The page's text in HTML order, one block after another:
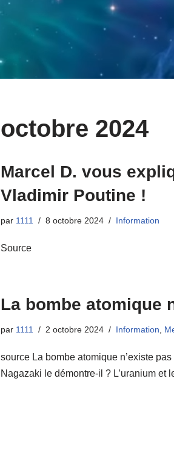
octobre 2024
Marcel D. vous
Vladimir Poutine !
par 1111 8 octobre 2024 Information
Source
La bombe atomique
par 1111 2 octobre 2024 Information
source La bombe atomique n’existe
Nagazaki le démontre-il ? L’uranium et